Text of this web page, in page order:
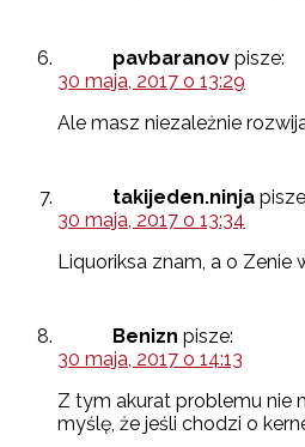
pavbaranov pisze:
30 maja, 2017 o 13:29
Ale masz niezależnie
takijeden.ninja
30 maja, 2017 o 13:34
Liquoriksa znam, a o Zenie
Benizn pisze:
30 maja, 2017 o 14:13
Z tym akurat problemu nie
myślę, że jeśli chodzi o